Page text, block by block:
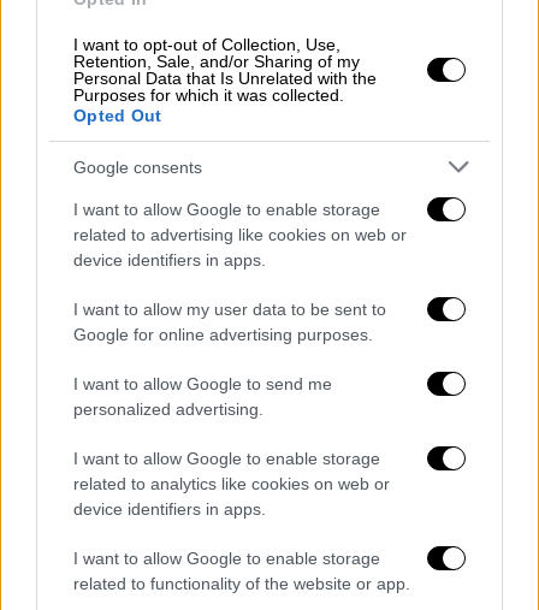
I want to opt-out of Collection, Use,
Retention, Sale, and/or Sharing of my
Personal Data that Is Unrelated with the
Purposes for which it was collected.
Opted Out
Google consents
I want to allow Google to enable storage
related to advertising like cookies on web or
device identifiers in apps.
I want to allow my user data to be sent to
Google for online advertising purposes.
I want to allow Google to send me
personalized advertising.
I want to allow Google to enable storage
related to analytics like cookies on web or
device identifiers in apps.
I want to allow Google to enable storage
related to functionality of the website or app.
luka_jovic.jpg
Πλησιάζει και ο Γιόβιτς
Η απόκτηση του κεντρικού αμυντικού -
δεξιού μπακ Εντερ Μιλιτάο από την Πόρτο
έχει ήδη ανακοινωθεί (50 εκατομμύρια
ευρώ), ο Εντέν Αζάρ της Τσέλσι φέρεται
κλεισμένος για ένα ποσό κοντά στα 120
εκατομμύρια ευρώ, ο Πολ Πογκμπά παίρνει
σειρά, ενώ για την επίθεση ο εκλεκτός είναι
ο Λούκα Γιόβιτς.
Ο Καρίμ Μπενζεμά, από τους λίγους
διασωθέντες της φετινής σεζόν, θα
παραμείνει στο «Σαντιάγο Μπερναμπέου»,
αλλά ο Ζιντάν θέλει και έναν δεύτερο
σέντερ φορ υψηλού επιπέδου, με τον
21χρονο Σέρβο της Αϊντραχτ Φρανκφούρτης
σε πρώτο πλάνο.